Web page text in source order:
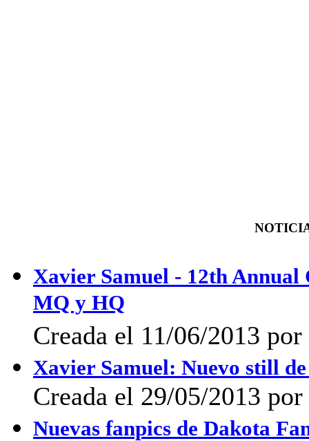
Xavier Samuel - 12th
MQ y HQ
Creada el 11/06/2013
Xavier Samuel: Nuevo still
Creada el 29/05/2013
Nuevas fanpics de Dakota